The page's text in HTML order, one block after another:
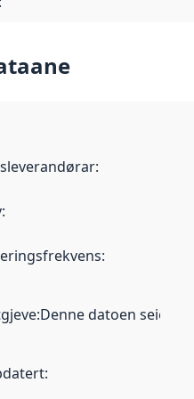
:
:
:
:Denne datoen seier
: